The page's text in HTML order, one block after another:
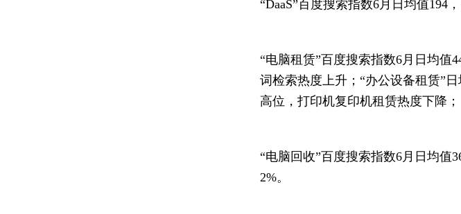
“DaaS”百度搜索指数6月日均值194，
“电脑租赁”百度搜索指数6月日均值
词检索热度上升；“办公设备租赁”
高位，打印机复印机租赁热度下降；
“电脑回收”百度搜索指数6月日均值
2%。